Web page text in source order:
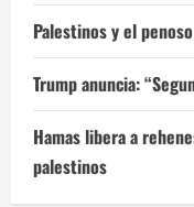
Palestinos y el
Trump anuncia:
Hamas libera a
palestinos